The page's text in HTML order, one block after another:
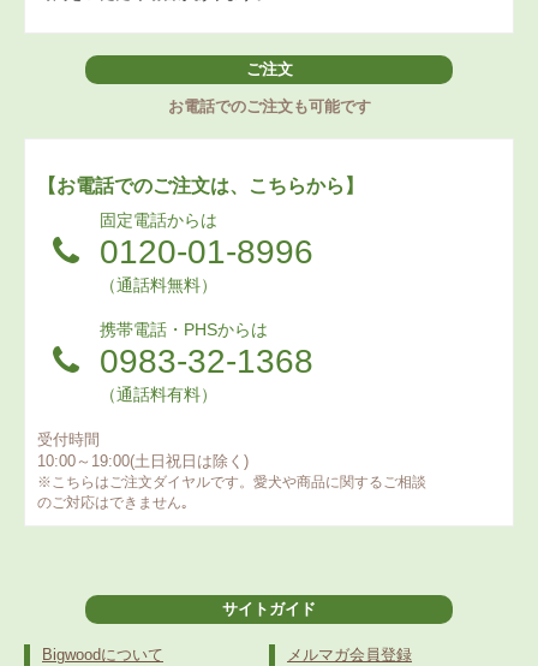
ご注文
お電話でのご注文も可能です
【お電話でのご注文は、こちらから】
固定電話からは
0120-01-8996
（通話料無料）
携帯電話・PHSからは
0983-32-1368
（通話料有料）
受付時間
10:00～19:00(土日祝日は除く)
※こちらはご注文ダイヤルです。愛犬や商品に関するご相談
のご対応はできません｡
サイトガイド
Bigwoodについて
メルマガ会員登録